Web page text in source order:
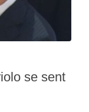
se sent